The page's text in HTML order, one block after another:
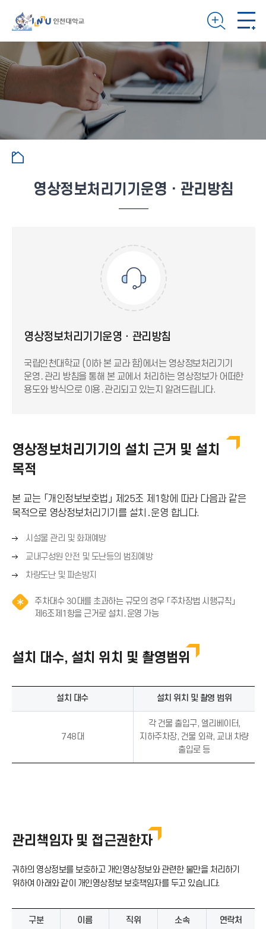
영상정보처리기기운영ㆍ관리방침
영상정보처리기기운영ㆍ관리방침
국립인천대학교 (이하 본 교라 함)에서는 영상정보처리기기
운영․관리 방침을 통해 본 교에서 처리하는 영상정보가 어떠한
용도와 방식으로 이용․관리되고 있는지 알려드립니다.
영상정보처리기기의 설치 근거 및 설치
목적
본 교는 「개인정보보호법」 제25조 제1항에 따라 다음과 같은
목적으로 영상정보처리기기를 설치․운영 합니다.
오
른
쪽
화
표
시설물 관리 및 화재예방
오
른
쪽
살
)
교내구성원 안전 및 도난등의 범죄예방
오
쪽
→
차량도난 및 파손방지
주차대수 30대를 초과하는 규모의 경우 「주차장법 시행규칙」
제6조제1항을 근거로 설치․운영 가능알
*
아
콘
)
설치 대수, 설치 위치 및 촬영범위
설치 대수 설치 위치 및 촬영 범위
748대
각 건물 출입구, 엘리베이터,
지하주차장, 건물 외곽, 교내 차량
출입로 등
관리책임자 및 접근권한자
귀하의 영상정보를 보호하고 개인영상정보와 관련한 불만을 처리하기
위하여 아래와 같이 개인영상정보 보호책임자를 두고 있습니다.
구분 이름 직위 소속 연락처